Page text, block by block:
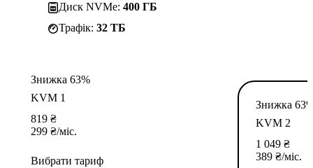
Диск NVMe: 400 ГБ
Трафік: 32 TБ
Знижка 63%
KVM 1
819 ₴
299 ₴/міс.
Вибрати тариф
Знижка
KVM 2
1 049 ₴
389 ₴/міс.